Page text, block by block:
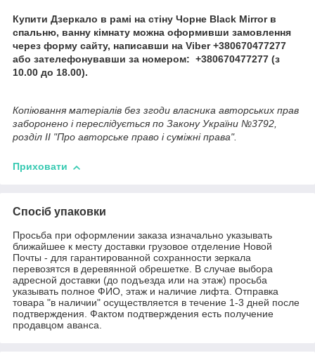
Купити Дзеркало в рамі на стіну Чорне Black Mirror в
спальню, ванну кімнату можна оформивши замовлення
через форму сайту, написавши на Viber +380670477277
або зателефонувавши за номером: +380670477277 (з
10.00 до 18.00).
Копіювання матеріалів без згоди власника авторських прав
заборонено і переслідується по Закону України №3792,
розділ II "Про авторське право і суміжні права".
Приховати
Спосіб упаковки
Просьба при оформлении заказа изначально указывать
ближайшее к месту доставки грузовое отделение Новой
Почты - для гарантированной сохранности зеркала
перевозятся в деревянной обрешетке. В случае выбора
адресной доставки (до подъезда или на этаж) просьба
указывать полное ФИО, этаж и наличие лифта. Отправка
товара "в наличии" осуществляется в течение 1-3 дней после
подтверждения. Фактом подтверждения есть получение
продавцом аванса.